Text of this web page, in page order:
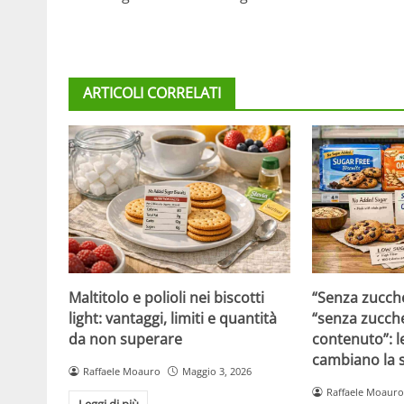
ARTICOLI CORRELATI
Maltitolo e polioli nei biscotti
light: vantaggi, limiti e quantità
da non superare
Raffaele Moauro Maggio 3, 2026
“Senza
“senza
contenuto”:
cambiano la
Raffaele Moauro